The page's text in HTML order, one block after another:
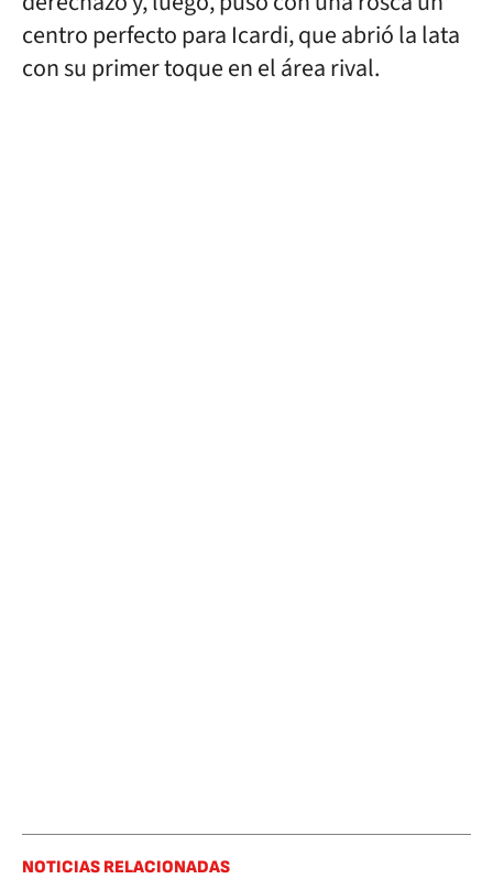
centro perfecto para Icardi, que abrió la lata
con su primer toque en el área rival.
NOTICIAS RELACIONADAS